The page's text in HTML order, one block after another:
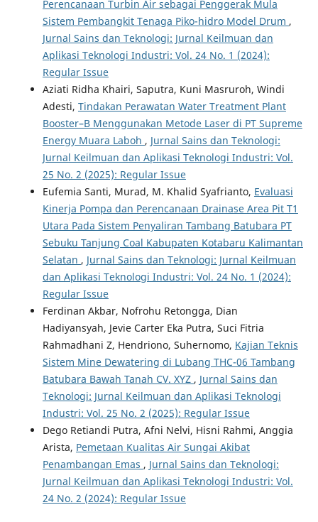
Perencanaan Turbin Air sebagai Penggerak Mula
Sistem Pembangkit Tenaga Piko-hidro Model Drum ,
Jurnal Sains dan Teknologi: Jurnal Keilmuan dan
Aplikasi Teknologi Industri: Vol. 24 No. 1 (2024):
Regular Issue
Aziati Ridha Khairi, Saputra, Kuni Masruroh, Windi
Adesti, Tindakan Perawatan Water Treatment Plant
Booster–B Menggunakan Metode Laser di PT Supreme
Energy Muara Laboh , Jurnal Sains dan Teknologi:
Jurnal Keilmuan dan Aplikasi Teknologi Industri: Vol.
25 No. 2 (2025): Regular Issue
Eufemia Santi, Murad, M. Khalid Syafrianto, Evaluasi
Kinerja Pompa dan Perencanaan Drainase Area Pit T1
Utara Pada Sistem Penyaliran Tambang Batubara PT
Sebuku Tanjung Coal Kabupaten Kotabaru Kalimantan
Selatan , Jurnal Sains dan Teknologi: Jurnal Keilmuan
dan Aplikasi Teknologi Industri: Vol. 24 No. 1 (2024):
Regular Issue
Ferdinan Akbar, Nofrohu Retongga, Dian
Hadiyansyah, Jevie Carter Eka Putra, Suci Fitria
Rahmadhani Z, Hendriono, Suhernomo, Kajian Teknis
Sistem Mine Dewatering di Lubang THC-06 Tambang
Batubara Bawah Tanah CV. XYZ , Jurnal Sains dan
Teknologi: Jurnal Keilmuan dan Aplikasi Teknologi
Industri: Vol. 25 No. 2 (2025): Regular Issue
Dego Retiandi Putra, Afni Nelvi, Hisni Rahmi, Anggia
Arista, Pemetaan Kualitas Air Sungai Akibat
Penambangan Emas , Jurnal Sains dan Teknologi:
Jurnal Keilmuan dan Aplikasi Teknologi Industri: Vol.
24 No. 2 (2024): Regular Issue